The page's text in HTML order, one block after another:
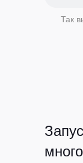
Так